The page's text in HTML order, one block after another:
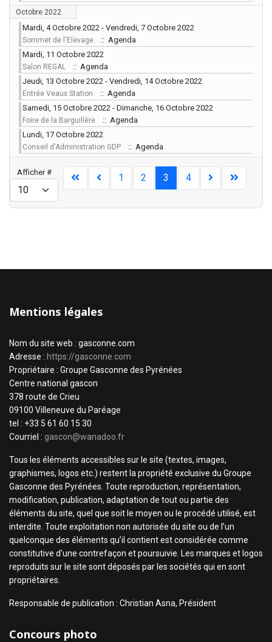
Octobre 2022
Mardi, 4 Octobre 2022 - Vendredi, 7 Octobre 2022
Sommet de l'Elevage
:: Agenda
Mardi, 11 Octobre 2022
Salon REGAL
:: Agenda
Jeudi, 13 Octobre 2022 - Vendredi, 14 Octobre 2022
Entrée Veaux Station
:: Agenda
Samedi, 15 Octobre 2022 - Dimanche, 16 Octobre 2022
Foire de la Barguillère
:: Agenda
Lundi, 17 Octobre 2022
Conseil d'Administration GDP :: Agenda
Limite de la pagination
Afficher # 1 2 3 4
Mentions légales
Nom du site web : gasconne.com
Adresse : https://gasconne.com
Propriétaire : Groupe Gasconne des Pyrénées
Centre national gascon
378 route de Crieu
09100 Villeneuve du Paréage
tel : +33 5 61 60 15 30
Courriel : gascon@wanadoo.fr
Tous les éléments accessibles sur le site (textes, images,
graphismes, logos etc.) restent la propriété exclusive du Groupe
Gasconne des Pyrénées. Toute reproduction, représentation,
modification, publication, adaptation de tout ou partie des
éléments du site, quel que soit le moyen ou le procédé utilisé, est
interdite. Toute exploitation non autorisée du site ou de l’un
quelconque des éléments qu’il contient est considérée comme
constitutive d’une contrefaçon et poursuivie. Les marques et logos
reproduits sur le site sont déposés par les sociétés qui en sont
propriétaires.
Responsable de publication : Christian Asna, Président
Concours photo